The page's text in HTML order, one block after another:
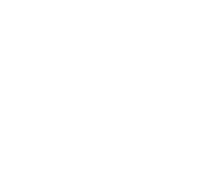
fra tredjeparter til at
samt til brug